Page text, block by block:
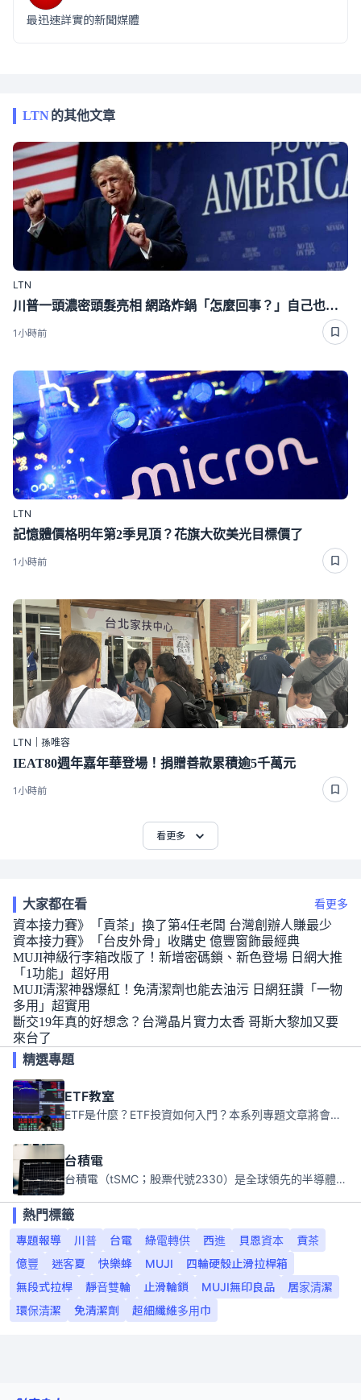
最迅速詳實的新聞媒體
LTN的其他文章
LTN
川普一頭濃密頭髮亮相 網路炸鍋「怎麼回事？」自己也承認敏感話題
1小時前
LTN
記憶體價格明年第2季見頂？花旗大砍美光目標價了
1小時前
LTN｜孫唯容
IEAT80週年嘉年華登場！捐贈善款累積逾5千萬元
1小時前
看更多
大家都在看 看更多
資本接力賽》「貢茶」換了第4任老闆 台灣創辦人賺最少
資本接力賽》「台皮外骨」收購史 億豐窗飾最經典
MUJI神級行李箱改版了！新增密碼鎖、新色登場 日網大推
「1功能」超好用
MUJI清潔神器爆紅！免清潔劑也能去油污 日網狂讚「一物
多用」超實用
斷交19年真的好想念？台灣晶片實力太香 哥斯大黎加又要
來台了
精選專題
ETF教室
ETF是什麼？ETF投資如何入門？本系列專題文章將會告訴你新手必須知道的ETF基礎知識。
台積電
台積電（tSMC；股票代號2330）是全球領先的半導體代工公司，成立於1987年，總部位於台灣新竹。且已於美國、日本、德國及中國設廠，台積電是全球首家專業積體電路製造服務公司，也是全球最先進和最大規模的半導體代工廠。
熱門標籤
專題報導
川普 台電 綠電轉供 西進 貝恩資本
貢茶
億豐
迷客夏 快樂蜂 MUJI
四輪硬殼止滑拉桿箱
無段式拉桿
靜音雙輪 止滑輪鎖 MUJI無印良品
居家清潔
環保清潔
免清潔劑 超細纖維多用巾